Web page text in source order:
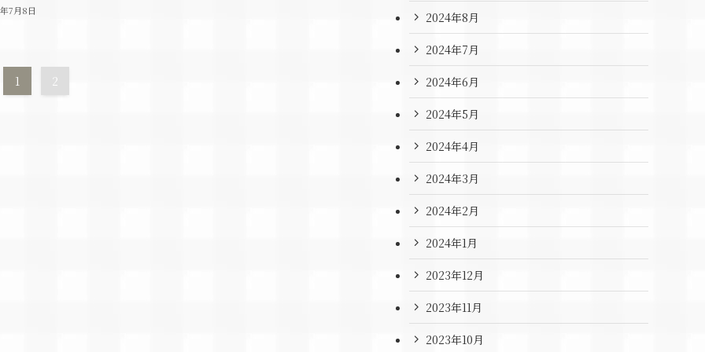
7月8日
1 2
2024年8月
2024年7月
2024年6月
2024年5月
2024年4月
2024年3月
2024年2月
2024年1月
2023年12月
2023年11月
2023年10月